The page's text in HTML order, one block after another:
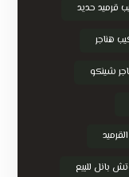
قرميد حديد
هناجر
شينكو
بانل للبيع